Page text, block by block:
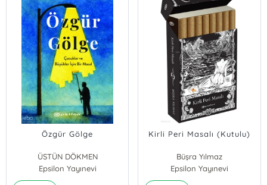
Özgür Gölge
ÜSTÜN DÖKMEN
Epsilon Yayınevi
Kirli Peri Masalı (Kutulu)
Büşra Yılmaz
Epsilon Yayınevi